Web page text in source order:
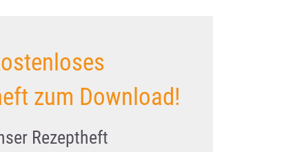
zum Download!
Rezeptheft